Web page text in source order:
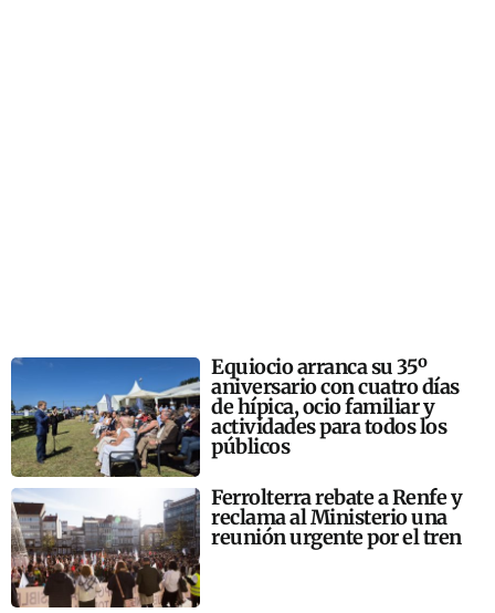
Equiocio arranca su 35º
aniversario con cuatro días
de hípica, ocio familiar y
actividades para todos los
públicos
Ferrolterra rebate a Renfe y
reclama al Ministerio una
reunión urgente por el tren